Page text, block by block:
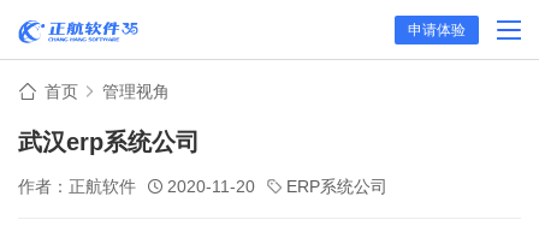
申请体验
首页 管理视角
武汉erp系统公司
作者：正航软件 2020-11-20 ERP系统公司